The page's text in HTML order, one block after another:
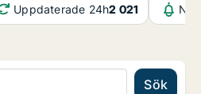
Uppdaterade 24h2 021
Sök